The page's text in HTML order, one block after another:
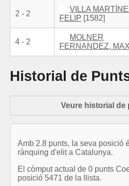
2 - 2
VILLA
FELIP [1582]
4 - 2
MOLNER
FERNANDEZ, MAX
Historial de
Veure historial de
Amb 2.8 punts, la seva posició
rànquing d'elit a Catalunya.
El còmput actual de 0 punts
posició 5471 de la llista.